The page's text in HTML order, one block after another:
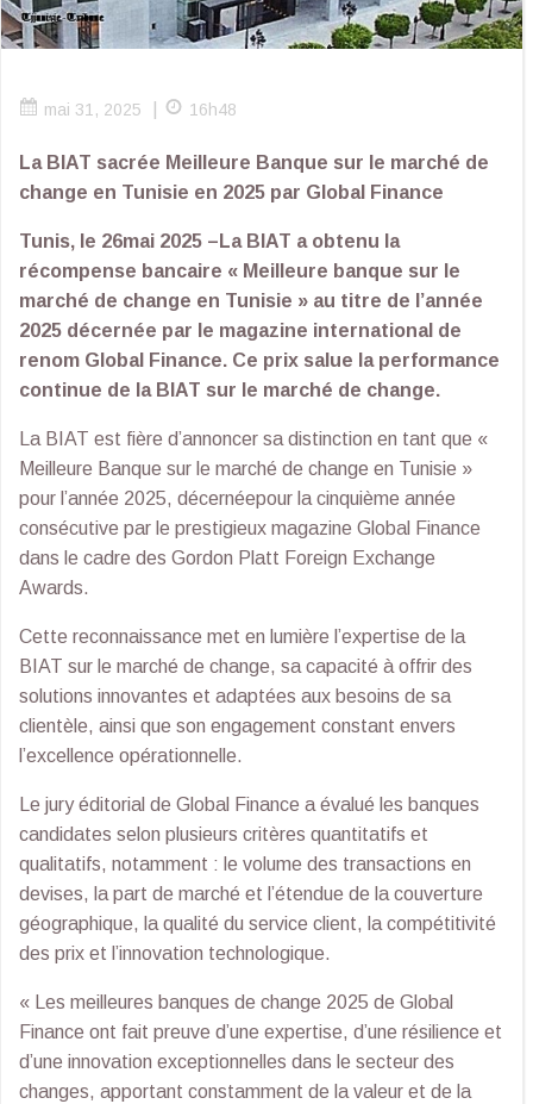
mai 31, 2025 16h48
La BIAT sacrée Meilleure Banque sur le marché de
change en Tunisie en 2025 par Global Finance
Tunis, le 26mai 2025 –La BIAT a obtenu la
récompense bancaire « Meilleure banque sur le
marché de change en Tunisie » au titre de l’année
2025 décernée par le magazine international de
renom Global Finance. Ce prix salue la performance
continue de la BIAT sur le marché de change.
La BIAT est fière d’annoncer sa distinction en tant que «
Meilleure Banque sur le marché de change en Tunisie »
pour l’année 2025, décernéepour la cinquième année
consécutive par le prestigieux magazine Global Finance
dans le cadre des Gordon Platt Foreign Exchange
Awards.
Cette reconnaissance met en lumière l’expertise de la
BIAT sur le marché de change, sa capacité à offrir des
solutions innovantes et adaptées aux besoins de sa
clientèle, ainsi que son engagement constant envers
l’excellence opérationnelle.
Le jury éditorial de Global Finance a évalué les banques
candidates selon plusieurs critères quantitatifs et
qualitatifs, notamment : le volume des transactions en
devises, la part de marché et l’étendue de la couverture
géographique, la qualité du service client, la compétitivité
des prix et l’innovation technologique.
« Les meilleures banques de change 2025 de Global
Finance ont fait preuve d’une expertise, d’une résilience et
d’une innovation exceptionnelles dans le secteur des
changes, apportant constamment de la valeur et de la